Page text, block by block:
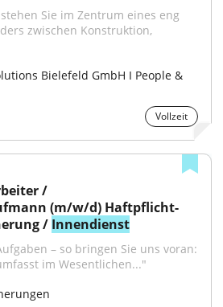
Sie im Zentrum eines eng
Bielefeld GmbH I People &
Vollzeit
/
(m/w/d) Haftpflicht-
/ Innendienst
– so bringen Sie uns voran:
im Wesentlichen..."